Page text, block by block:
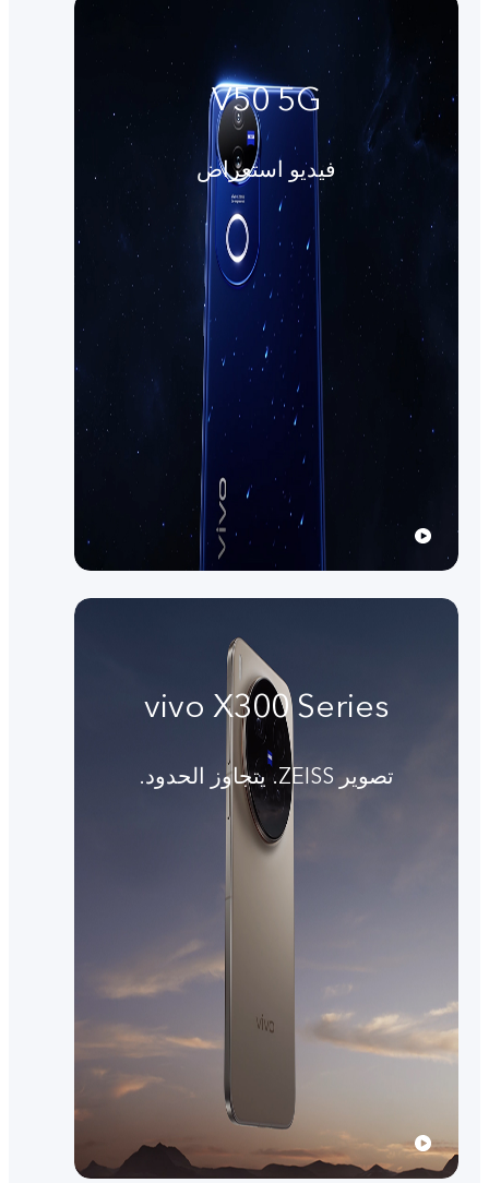
V50 5G
فيديو استعراض
vivo X300 Series
تصوير ZEISS. يتجاوز الحدود.